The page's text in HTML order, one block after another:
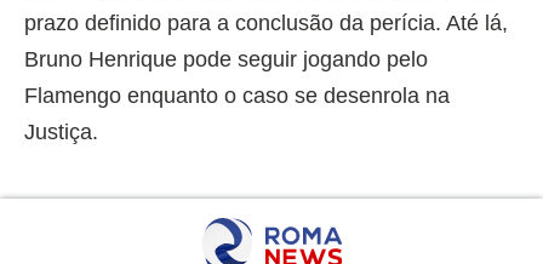
prazo definido para a conclusão da perícia. Até lá,
Bruno Henrique pode seguir jogando pelo
Flamengo enquanto o caso se desenrola na
Justiça.